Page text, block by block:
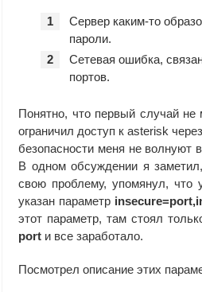
Сервер каким-то
пароли.
Сетевая ошибка,
портов.
Понятно, что первый случай
ограничил доступ к asterisk
безопасности меня не волнуют
В одном обсуждении я
свою проблему, упомянул, что
указан параметр
этот параметр, там стоял
port и все заработало.
Посмотрел описание этих